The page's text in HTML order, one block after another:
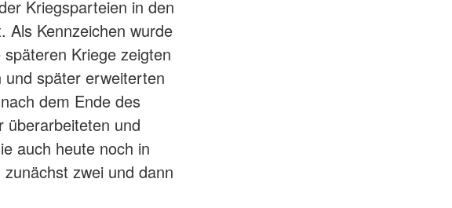
Kriegsparteien in den
Als Kennzeichen wurde
Kriege zeigten
später erweiterten
dem Ende des
überarbeiteten und
auch heute noch in
zwei und dann